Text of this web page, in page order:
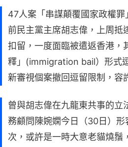
47人案「串謀顛覆國家政權
前民主黨主席胡志偉，上周抵
扣留，一度面臨被遣返香港，
釋」(immigration bail）形式
新審視個案撤回逗留限制，容
曾與胡志偉在九龍東共事的立
務顧問陳婉嫻今日（30日）
次，或許是一時大意老貓燒鬚